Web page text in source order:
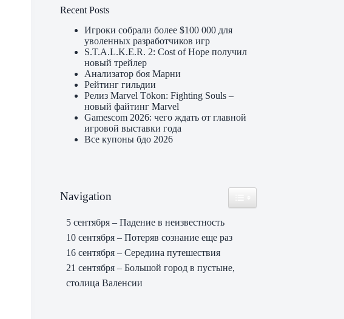
Recent Posts
Игроки собрали более $100 000 для
уволенных разработчиков игр
S.T.A.L.K.E.R. 2: Cost of Hope получил
новый трейлер
Анализатор боя Марни
Рейтинг гильдии
Релиз Marvel Tōkon: Fighting Souls –
новый файтинг Marvel
Gamescom 2026: чего ждать от главной
игровой выставки года
Все купоны бдо 2026
Navigation
5 сентября – Падение в неизвестность
10 сентября – Потеряв сознание еще раз
16 сентября – Середина путешествия
21 сентября – Большой город в пустыне,
столица Валенсии